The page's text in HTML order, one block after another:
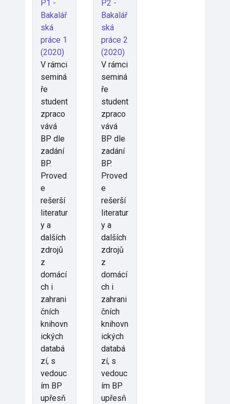
P1 -
Bakalář
ská
práce 1
(2020)
V rámci
seminá
ře
student
zpraco
vává
BP dle
zadání
BP.
Proved
e
rešerší
literatur
y a
dalších
zdrojů
z
domácí
ch i
zahrani
čních
knihovn
ických
databá
zí, s
vedouc
ím BP
upřesň
P2 -
Bakalář
ská
práce 2
(2020)
V rámci
seminá
ře
student
zpraco
vává
BP dle
zadání
BP.
Proved
e
rešerší
literatur
y a
dalších
zdrojů
z
domácí
ch i
zahrani
čních
knihovn
ických
databá
zí, s
vedouc
ím BP
upřesň